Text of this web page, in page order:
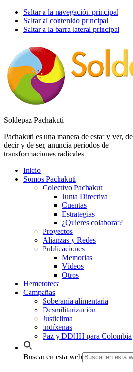
Saltar a la navegación principal
Saltar al contenido principal
Saltar a la barra lateral principal
Soldepaz Pachakuti
Pachakuti es una manera de estar y ver, de
decir y de ser, anuncia periodos de
transformaciones radicales
Inicio
Somos Pachakuti
Colectivo Pachakuti
Junta Directiva
Cuentas
Estrategias
¿Quieres colaborar?
Proyectos
Alianzas y Redes
Publicaciones
Memorias
Vídeos
Otros
Hemeroteca
Campañas
Soberanía alimentaria
Desmilitarización
Justiclima
Indíxenas
Paz y DDHH para Colombia
Buscar en esta web